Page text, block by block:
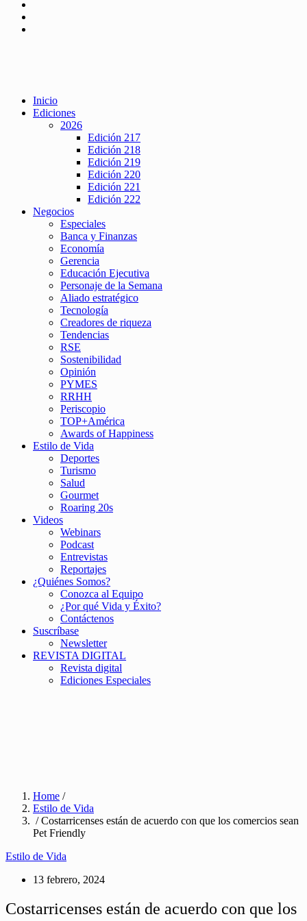
Inicio
Ediciones
2026
Edición 217
Edición 218
Edición 219
Edición 220
Edición 221
Edición 222
Negocios
Especiales
Banca y Finanzas
Economía
Gerencia
Educación Ejecutiva
Personaje de la Semana
Aliado estratégico
Tecnología
Creadores de riqueza
Tendencias
RSE
Sostenibilidad
Opinión
PYMES
RRHH
Periscopio
TOP+América
Awards of Happiness
Estilo de Vida
Deportes
Turismo
Salud
Gourmet
Roaring 20s
Videos
Webinars
Podcast
Entrevistas
Reportajes
¿Quiénes Somos?
Conozca al Equipo
¿Por qué Vida y Éxito?
Contáctenos
Suscríbase
Newsletter
REVISTA DIGITAL
Revista digital
Ediciones Especiales
Home /
Estilo de Vida
/ Costarricenses están de acuerdo con que los comercios sean
Pet Friendly
Estilo de Vida
13 febrero, 2024
Costarricenses están de acuerdo con que los